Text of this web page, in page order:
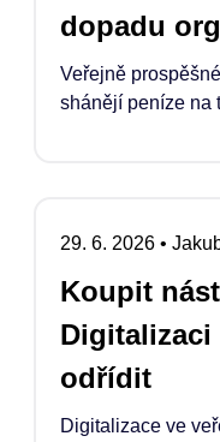
dopadu
Veřejně
shánějí peníze na
součástí
29. 6. 2026 •
Koupit
odřídit
Digitalizace ve